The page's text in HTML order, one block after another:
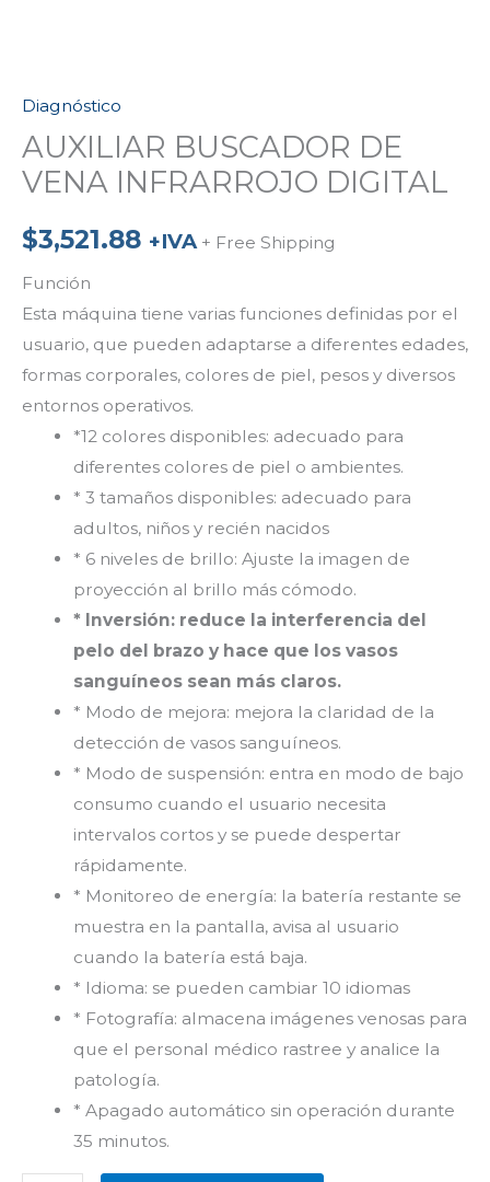
Diagnóstico
AUXILIAR BUSCADOR DE
VENA INFRARROJO DIGITAL
$3,521.88 +IVA + Free Shipping
Función
Esta máquina tiene varias funciones definidas por el
usuario, que pueden adaptarse a diferentes edades,
formas corporales, colores de piel, pesos y diversos
entornos operativos.
*12 colores disponibles: adecuado para
diferentes colores de piel o ambientes.
* 3 tamaños disponibles: adecuado para
adultos, niños y recién nacidos
* 6 niveles de brillo: Ajuste la imagen de
proyección al brillo más cómodo.
* Inversión: reduce la interferencia del
pelo del brazo y hace que los vasos
sanguíneos sean más claros.
* Modo de mejora: mejora la claridad de la
detección de vasos sanguíneos.
* Modo de suspensión: entra en modo de bajo
consumo cuando el usuario necesita
intervalos cortos y se puede despertar
rápidamente.
* Monitoreo de energía: la batería restante se
muestra en la pantalla, avisa al usuario
cuando la batería está baja.
* Idioma: se pueden cambiar 10 idiomas
* Fotografía: almacena imágenes venosas para
que el personal médico rastree y analice la
patología.
* Apagado automático sin operación durante
35 minutos.